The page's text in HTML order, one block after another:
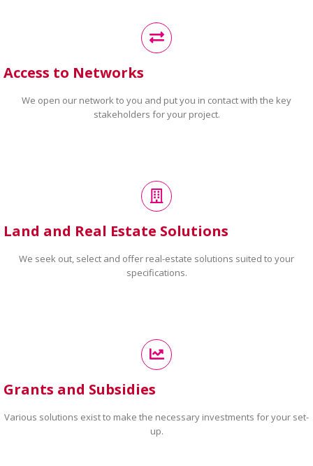
Access to Networks
We open our network to you and put you in contact with the key
stakeholders for your project.
Land and Real Estate Solutions
We seek out, select and offer real-estate solutions suited to your
specifications.
Grants and Subsidies
Various solutions exist to make the necessary investments for your set-
up.